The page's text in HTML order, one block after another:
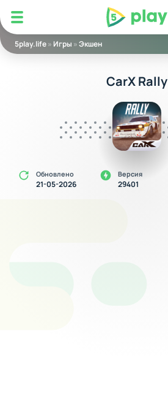
5play
5play.life» Игры »Экшен
CarX Rally
Обновлено
21-05-2026
Версия
29401